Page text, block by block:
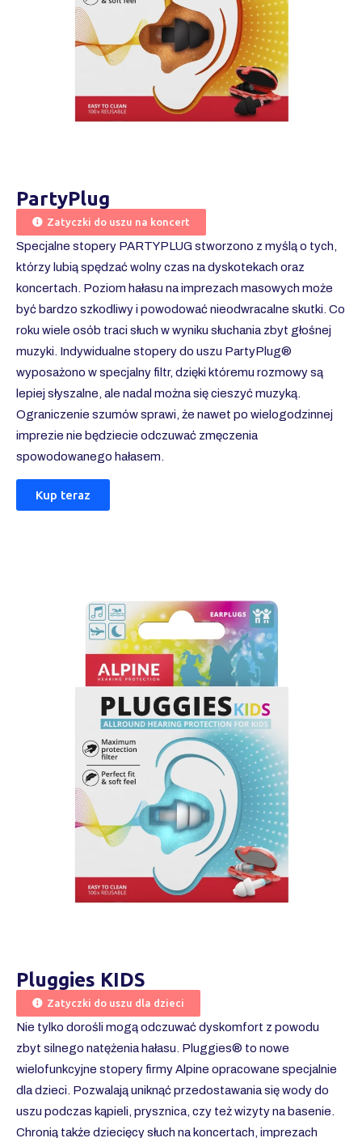
PartyPlug
Zatyczki do uszu na koncert
Specjalne stopery PARTYPLUG stworzono z myślą o tych,
którzy lubią spędzać wolny czas na dyskotekach oraz
koncertach. Poziom hałasu na imprezach masowych może
być bardzo szkodliwy i powodować nieodwracalne skutki. Co
roku wiele osób traci słuch w wyniku słuchania zbyt głośnej
muzyki. Indywidualne stopery do uszu PartyPlug®
wyposażono w specjalny filtr, dzięki któremu rozmowy są
lepiej słyszalne, ale nadal można się cieszyć muzyką.
Ograniczenie szumów sprawi, że nawet po wielogodzinnej
imprezie nie będziecie odczuwać zmęczenia
spowodowanego hałasem.
Kup teraz
Pluggies KIDS
Zatyczki do uszu dla dzieci
Nie tylko dorośli mogą odczuwać dyskomfort z powodu
zbyt silnego natężenia hałasu. Pluggies® to nowe
wielofunkcyjne stopery firmy Alpine opracowane specjalnie
dla dzieci. Pozwalają uniknąć przedostawania się wody do
uszu podczas kąpieli, prysznica, czy też wizyty na basenie.
Chronią także dziecięcy słuch na koncertach, imprezach